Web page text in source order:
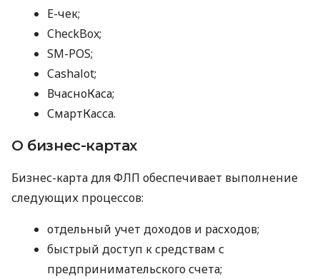
E-чек;
CheckBox;
SM-POS;
Cashalot;
ВчасноКаса;
СмартКасса.
О бизнес-картах
Бизнес-карта для ФЛП обеспечивает выполнение
следующих процессов:
отдельный учет доходов и расходов;
быстрый доступ к средствам с
предпринимательского счета;